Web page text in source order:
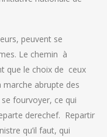
peuvent se
Le chemin à
que le choix de ceux
abrupte des
fourvoyer, ce qui
derechef. Repartir
qu’il faut, qui